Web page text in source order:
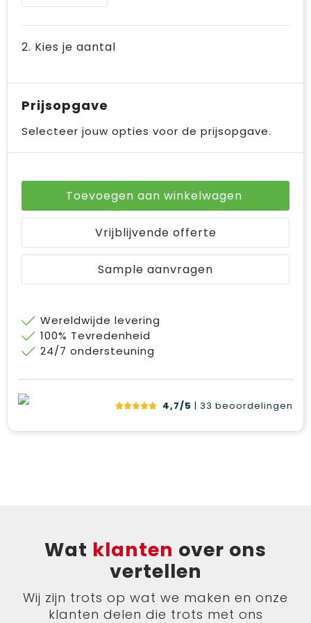
Bodywarmers
Ondergoed en Sokken
Jute tassen
Laptop hoezen en tassen
Tablettassen
2. Kies je aantal
Prijsopgave
Selecteer jouw opties voor de prijsopgave.
Toevoegen aan winkelwagen
Vrijblijvende offerte
Sample aanvragen
Wereldwijde levering
100% Tevredenheid
24/7 ondersteuning
4,7/5 | 33 beoordelingen
Wat klanten over ons
vertellen
Wij zijn trots op wat we maken en onze
klanten delen die trots met ons